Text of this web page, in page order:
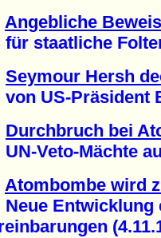
Angebliche
staatliche Folter
Seymour Hersh
US-Präsident
Durchbruch bei
Veto-Mächte
Atombombe wird
Entwicklung